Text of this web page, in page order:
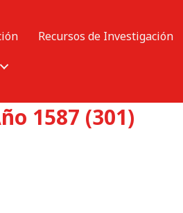
Recursos de Investigación
1587 (301)